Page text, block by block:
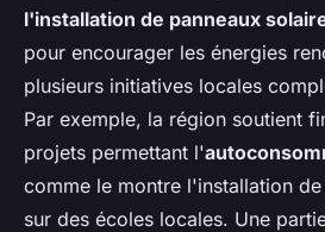
l'installation de panneaux
pour encourager les énergies
plusieurs initiatives locales
Par exemple, la région soutient
projets permettant l'
comme le montre l'installation
sur des écoles locales. Une